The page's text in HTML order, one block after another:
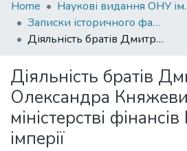
Communities
&
Collections
Statistics
Home
Наукові
Записки історичного факультету
Діяльність братів Дмитра та Олександра Княжевичів у міністерстві фінансів Російської імперії
Діяльність братів
Олександра
міністерстві
імперії